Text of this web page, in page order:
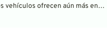
vehículos ofrecen aún más en